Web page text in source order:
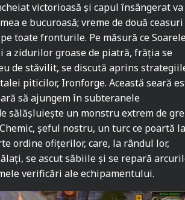
victorioasă și capul însângerat
e bucuroasă; vreme de două ceasuri
toate fronturile. Pe măsură ce
zidurilor groase de piatră, frăția se
de stăvilit, se discută aprins
piticilor, Ironforge. Această seară
să ajungem în subteranele
sălășluiește un monstru extrem de
șeful nostru, un turc ce poartă la
ordine ofițerilor, care, la rândul lor,
se ascut săbiile și se repară
verificări ale echipamentului.